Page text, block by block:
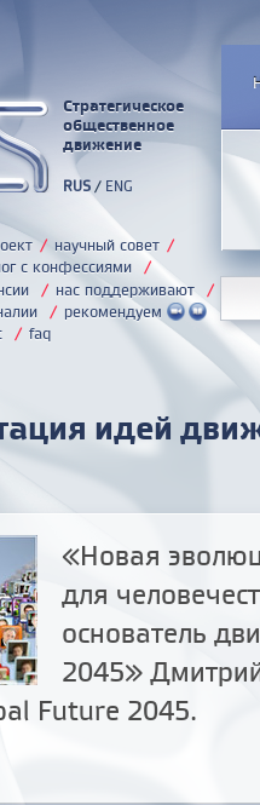
Стратегическое
общественное
движение
RUS/ ENG
/ научный совет /
с конфессиями /
/ нас поддерживают /
/ рекомендуем
/ faq
идей
«Новая
для
основатель
2045»
Future 2045.